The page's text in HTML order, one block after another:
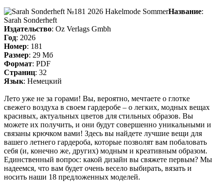
Название:
Sarah Sonderheft
Издательство: Oz Verlags Gmbh
Год: 2026
Номер: 181
Размер: 29 Мб
Формат: PDF
Страниц: 32
Язык: Немецкий
Лето уже не за горами! Вы, вероятно, мечтаете о глотке
свежего воздуха в своем гардеробе – о легких, модных вещах
красивых, актуальных цветов для стильных образов. Вы
можете их получить, и они будут совершенно уникальными и
связаны крючком вами! Здесь вы найдете лучшие вещи для
вашего летнего гардероба, которые позволят вам побаловать
себя (и, конечно же, других) модным и креативным образом.
Единственный вопрос: какой дизайн вы свяжете первым? Мы
надеемся, что вам будет очень весело выбирать, вязать и
носить наши 18 предложенных моделей.